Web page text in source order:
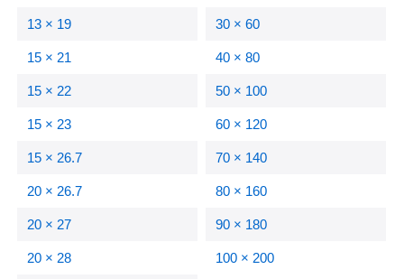
13 × 19
15 × 21
15 × 22
15 × 23
15 × 26.7
20 × 26.7
20 × 27
20 × 28
30 × 60
40 × 80
50 × 100
60 × 120
70 × 140
80 × 160
90 × 180
100 × 200